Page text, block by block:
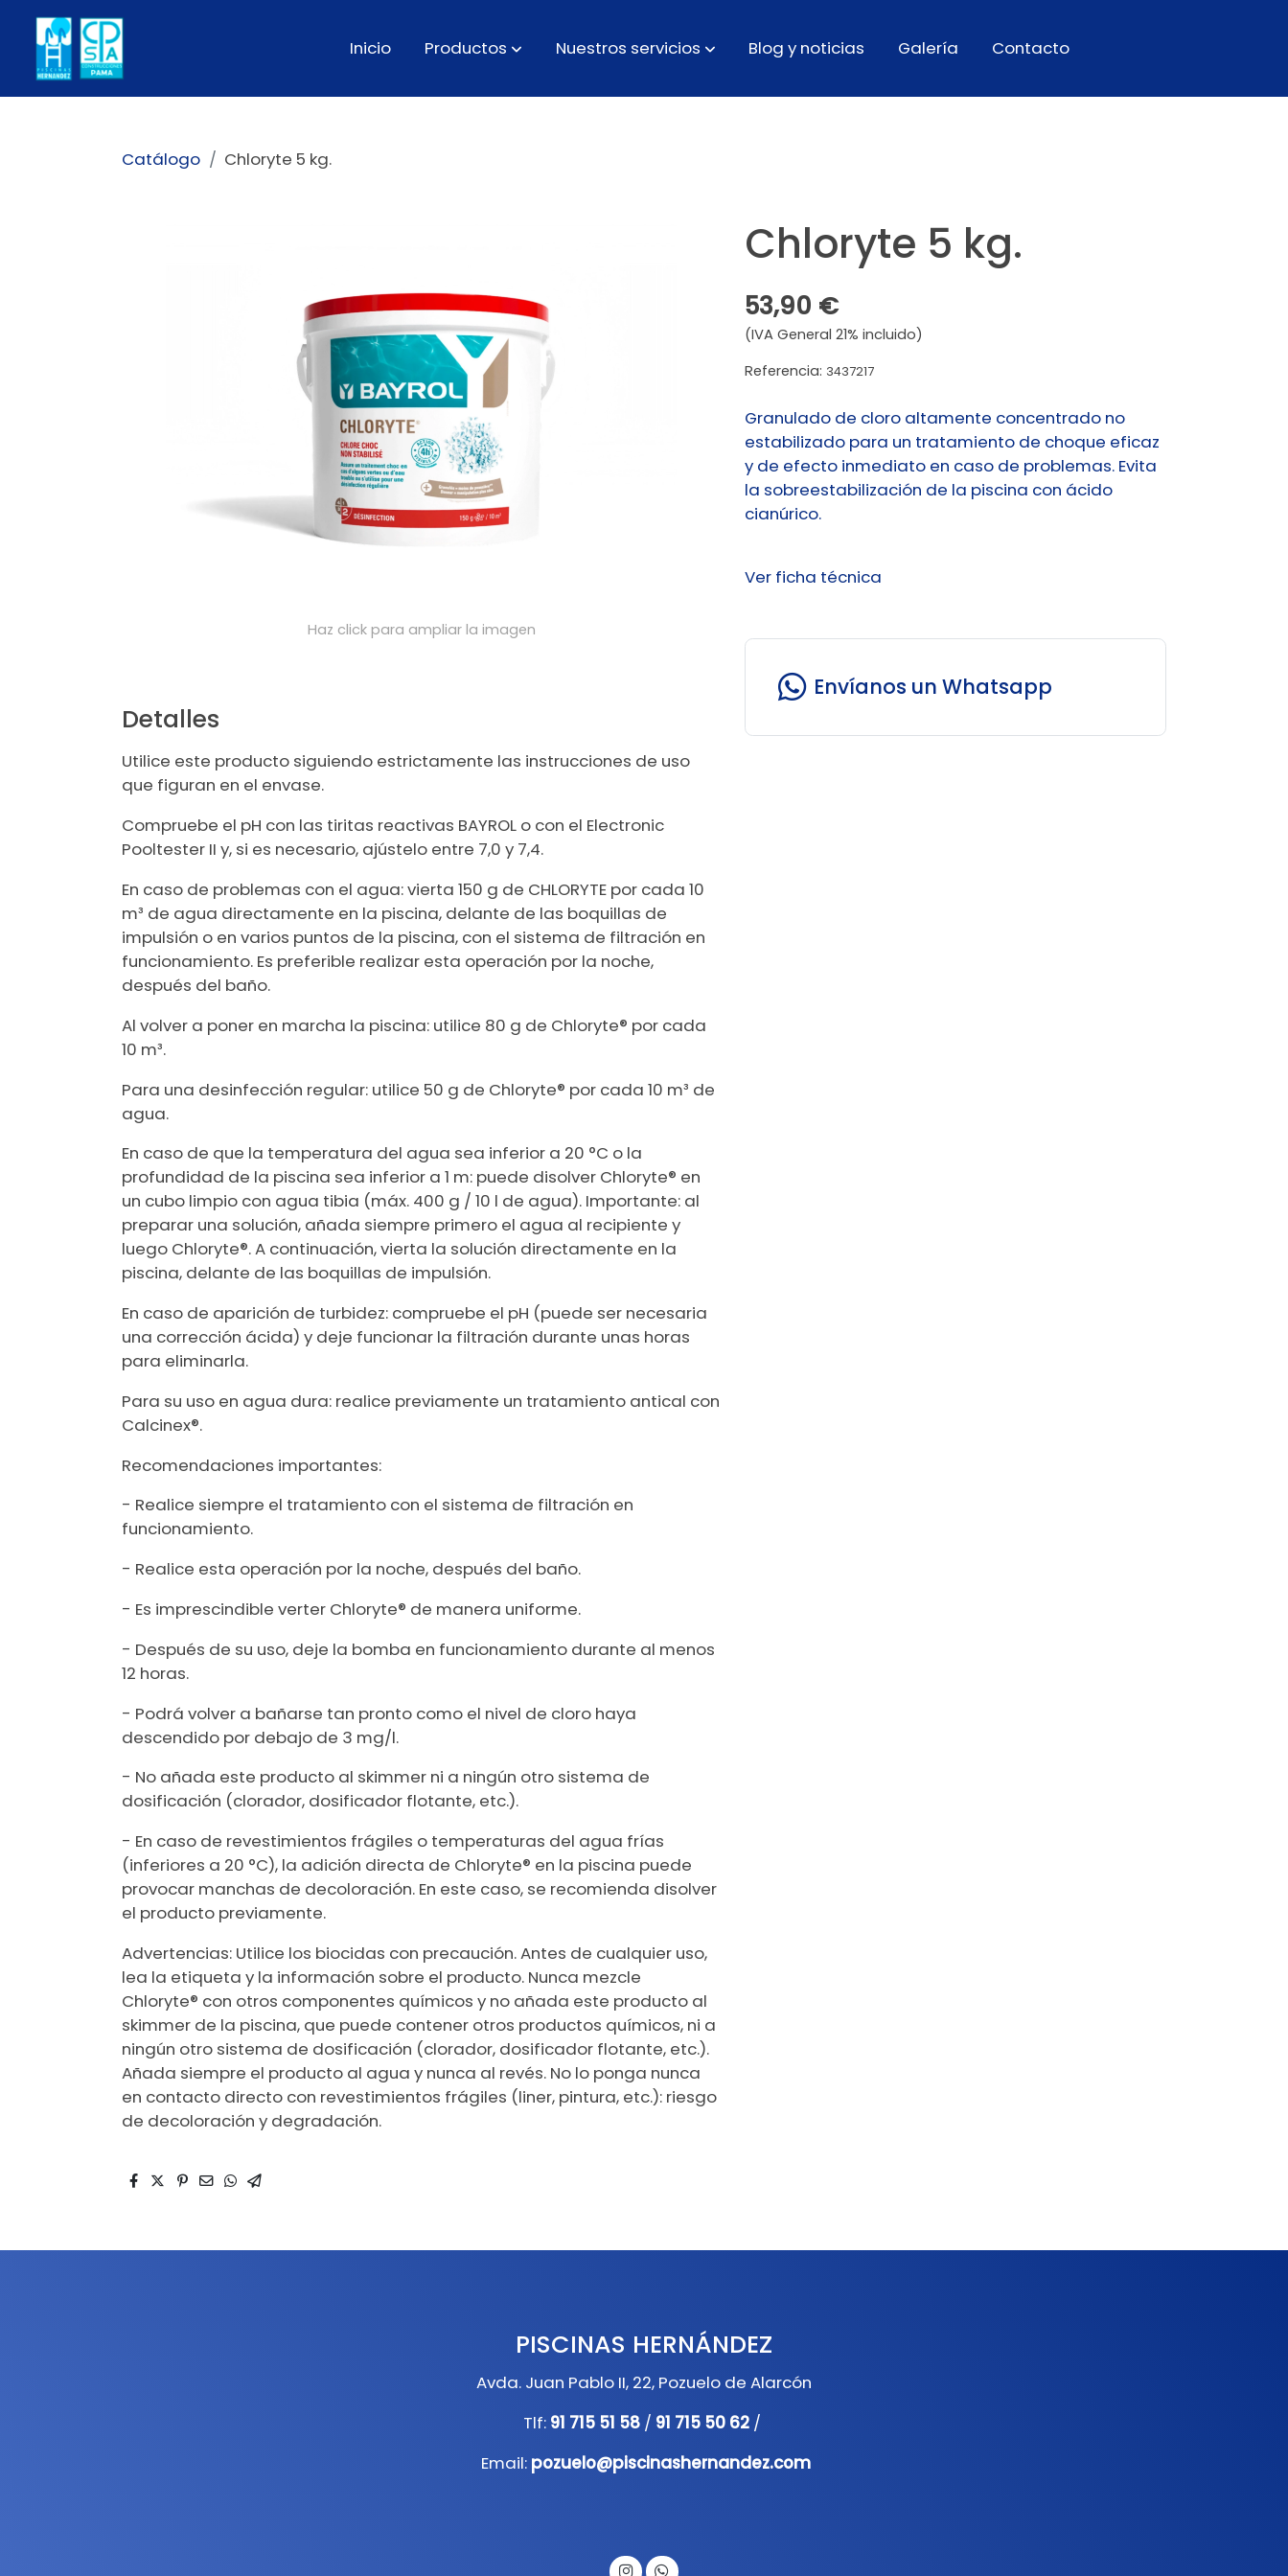
Inicio Productos Nuestros servicios Blog y noticias Galería Contacto
Catálogo Chloryte 5 kg.
Haz click para ampliar la imagen
Detalles
Utilice este producto siguiendo estrictamente las instrucciones de uso
que figuran en el envase.
Compruebe el pH con las tiritas reactivas BAYROL o con el Electronic
Pooltester II y, si es necesario, ajústelo entre 7,0 y 7,4.
En caso de problemas con el agua: vierta 150 g de CHLORYTE por cada 10
m³ de agua directamente en la piscina, delante de las boquillas de
impulsión o en varios puntos de la piscina, con el sistema de filtración en
funcionamiento. Es preferible realizar esta operación por la noche,
después del baño.
Al volver a poner en marcha la piscina: utilice 80 g de Chloryte® por cada
10 m³.
Para una desinfección regular: utilice 50 g de Chloryte® por cada 10 m³ de
agua.
En caso de que la temperatura del agua sea inferior a 20 °C o la
profundidad de la piscina sea inferior a 1 m: puede disolver Chloryte® en
un cubo limpio con agua tibia (máx. 400 g / 10 l de agua). Importante: al
preparar una solución, añada siempre primero el agua al recipiente y
luego Chloryte®. A continuación, vierta la solución directamente en la
piscina, delante de las boquillas de impulsión.
En caso de aparición de turbidez: compruebe el pH (puede ser necesaria
una corrección ácida) y deje funcionar la filtración durante unas horas
para eliminarla.
Para su uso en agua dura: realice previamente un tratamiento antical con
Calcinex®.
Recomendaciones importantes:
- Realice siempre el tratamiento con el sistema de filtración en
funcionamiento.
- Realice esta operación por la noche, después del baño.
- Es imprescindible verter Chloryte® de manera uniforme.
- Después de su uso, deje la bomba en funcionamiento durante al menos
12 horas.
- Podrá volver a bañarse tan pronto como el nivel de cloro haya
descendido por debajo de 3 mg/l.
- No añada este producto al skimmer ni a ningún otro sistema de
dosificación (clorador, dosificador flotante, etc.).
- En caso de revestimientos frágiles o temperaturas del agua frías
(inferiores a 20 °C), la adición directa de Chloryte® en la piscina puede
provocar manchas de decoloración. En este caso, se recomienda disolver
el producto previamente.
Advertencias: Utilice los biocidas con precaución. Antes de cualquier uso,
lea la etiqueta y la información sobre el producto. Nunca mezcle
Chloryte® con otros componentes químicos y no añada este producto al
skimmer de la piscina, que puede contener otros productos químicos, ni a
ningún otro sistema de dosificación (clorador, dosificador flotante, etc.).
Añada siempre el producto al agua y nunca al revés. No lo ponga nunca
en contacto directo con revestimientos frágiles (liner, pintura, etc.): riesgo
de decoloración y degradación.
Chloryte 5 kg.
53,90 €
(IVA General 21% incluido)
Referencia: 3437217
Granulado de cloro altamente concentrado no
estabilizado para un tratamiento de choque eficaz
y de efecto inmediato en caso de problemas. Evita
la sobreestabilización de la piscina con ácido
cianúrico.
Ver ficha técnica
Envíanos un Whatsapp
PISCINAS HERNÁNDEZ
Avda. Juan Pablo II, 22, Pozuelo de Alarcón
Tlf: 91 715 51 58 / 91 715 50 62 /
Email: pozuelo@piscinashernandez.com